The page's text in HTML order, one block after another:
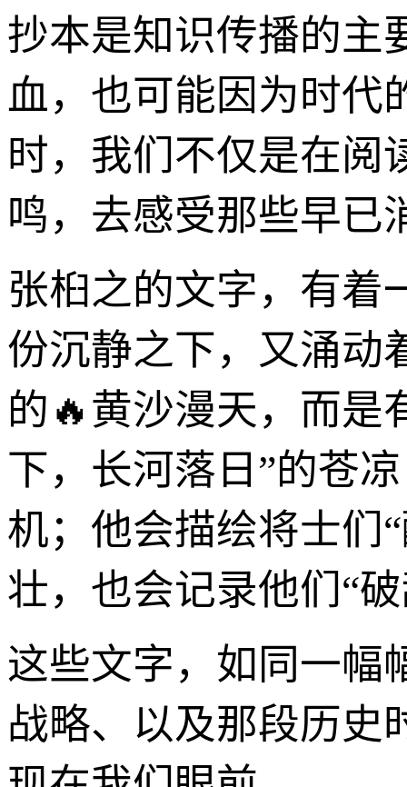
抄本是知识传播的主
血，也可能因为时代
时，我们不仅是在阅
鸣，去感受那些早已
张桕之的文字，有着
份沉静之下，又涌动
的🔥黄沙漫天，而是
下，长河落日”的苍
机；他会描绘将士们
壮，也会记录他们“
这些文字，如同一幅
战略、以及那段历史